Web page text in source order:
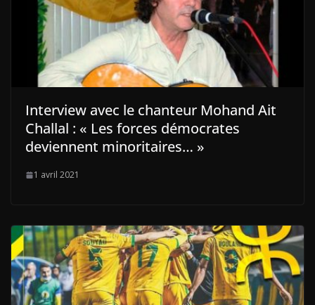
Interview avec le chanteur Mohand Ait
Challal : « Les forces démocrates
deviennent minoritaires… »
1 avril 2021